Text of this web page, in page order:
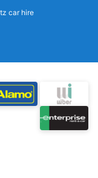
car hire